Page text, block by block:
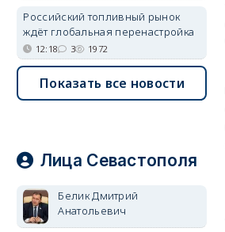
Российский топливный рынок
ждёт глобальная перенастройка
12:18 3 1972
Показать все новости
Лица Севастополя
Белик Дмитрий
Анатольевич